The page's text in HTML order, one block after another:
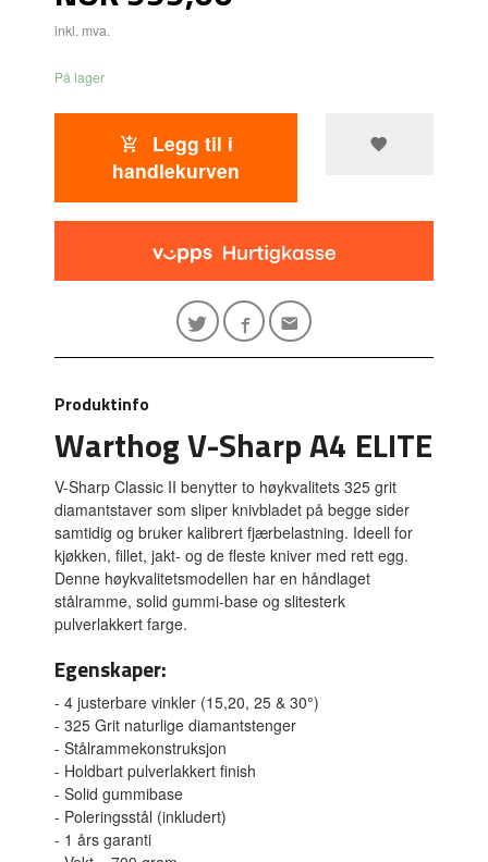
inkl. mva.
På lager
Legg til i
handlekurven
Produktinfo
Warthog V-Sharp A4 ELITE
V-Sharp Classic II benytter to høykvalitets 325 grit
diamantstaver som sliper knivbladet på begge sider
samtidig og bruker kalibrert fjærbelastning. Ideell for
kjøkken, fillet, jakt- og de fleste kniver med rett egg.
Denne høykvalitetsmodellen har en håndlaget
stålramme, solid gummi-base og slitesterk
pulverlakkert farge.
Egenskaper:
- 4 justerbare vinkler (15,20, 25 & 30°)
- 325 Grit naturlige diamantstenger
- Stålrammekonstruksjon
- Holdbart pulverlakkert finish
- Solid gummibase
- Poleringsstål (inkludert)
- 1 års garanti